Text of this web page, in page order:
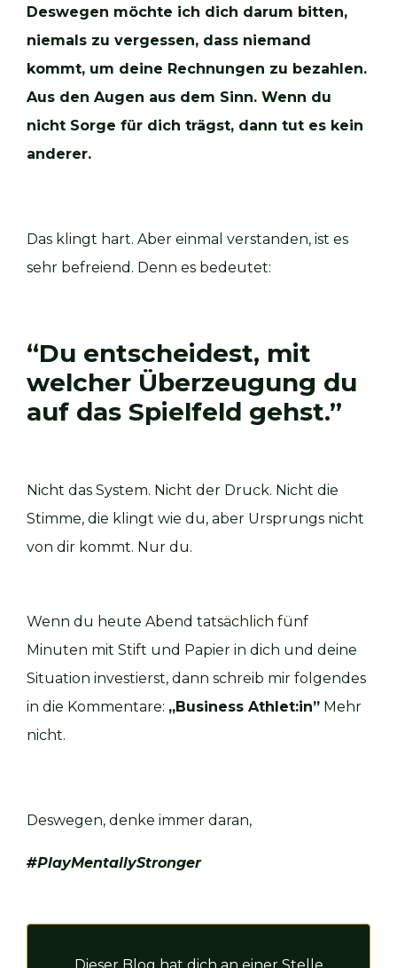
Deswegen möchte ich dich darum bitten,
niemals zu vergessen, dass niemand
kommt, um deine Rechnungen zu bezahlen.
Aus den Augen aus dem Sinn. Wenn du
nicht Sorge für dich trägst, dann tut es kein
anderer.
Das klingt hart. Aber einmal verstanden, ist es
sehr befreiend. Denn es bedeutet:
“Du entscheidest, mit
welcher Überzeugung du
auf das Spielfeld gehst.”
Nicht das System. Nicht der Druck. Nicht die
Stimme, die klingt wie du, aber Ursprungs nicht
von dir kommt. Nur du.
Wenn du heute Abend tatsächlich fünf
Minuten mit Stift und Papier in dich und deine
Situation investierst, dann schreib mir folgendes
in die Kommentare: „Business Athlet:in” Mehr
nicht.
Deswegen, denke immer daran,
#PlayMentallyStronger